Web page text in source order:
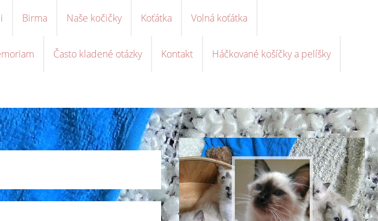
Birma Naše kočičky Koťátka Volná koťátka
Často kladené otázky Kontakt Háčkované košíčky a pelíšky